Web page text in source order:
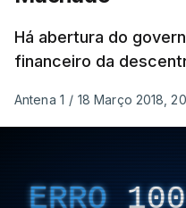
Há abertura do
financeiro da
Antena 1 / 18 Março 2018,
ERRO 100